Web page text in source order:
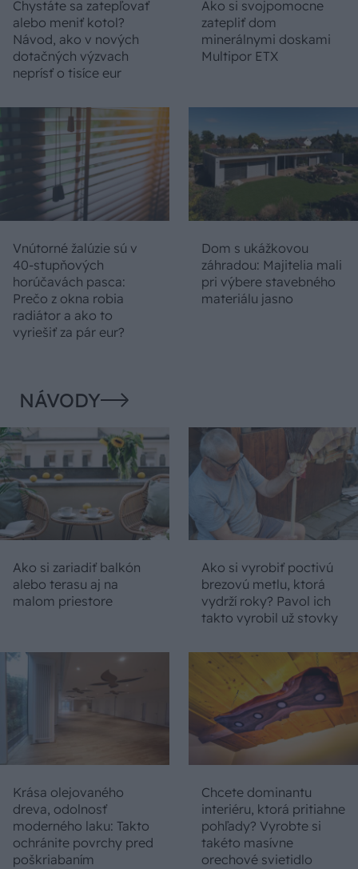
Chystáte sa zatepľovať
alebo meniť kotol?
Návod, ako v nových
dotačných výzvach
neprísť o tisíce eur
Ako si svojpomocne
zatepliť dom
minerálnymi doskami
Multipor ETX
Vnútorné žalúzie sú v
40-stupňových
horúčavách pasca:
Prečo z okna robia
radiátor a ako to
vyriešiť za pár eur?
Dom s ukážkovou
záhradou: Majitelia mali
pri výbere stavebného
materiálu jasno
NÁVODY
Ako si zariadiť balkón
alebo terasu aj na
malom priestore
Ako si vyrobiť poctivú
brezovú metlu, ktorá
vydrží roky? Pavol ich
takto vyrobil už stovky
Krása olejovaného
dreva, odolnosť
moderného laku: Takto
ochránite povrchy pred
poškriabaním
Chcete dominantu
interiéru, ktorá pritiahne
pohľady? Vyrobte si
takéto masívne
orechové svietidlo